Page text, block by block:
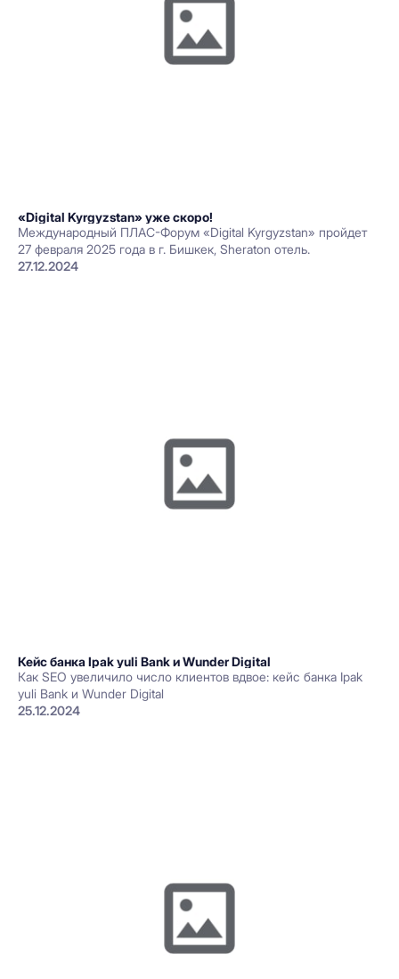
«Digital Kyrgyzstan» уже скоро!
Международный ПЛАС-Форум «Digital Kyrgyzstan» пройдет
27 февраля 2025 года в г. Бишкек, Sheraton отель.
27.12.2024
Кейс банка Ipak yuli Bank и Wunder Digital
Как SEO увеличило число клиентов вдвое: кейс банка Ipak
yuli Bank и Wunder Digital
25.12.2024